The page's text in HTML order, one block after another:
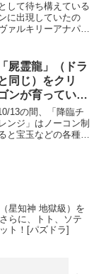
して待ち構えている
に出現していたの
ァルキリーアナパー
屍霊龍」（ドラ
同じ）をクリ
ンが育っていな
りの苦戦。[パ
13の間、「降臨チ
ンジ」はノーコン制
と宝玉などの各種報
星知神 地獄級）を
らに、トト、ソテ
ト！[パズドラ]